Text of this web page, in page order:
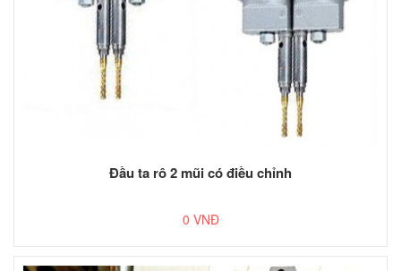
Đầu ta rô 2 mũi có điều chỉnh
0 VNĐ